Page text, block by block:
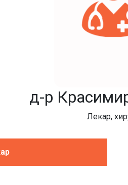
д-р
Лекар,